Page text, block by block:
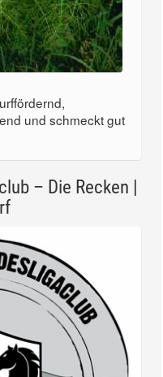
und schmeckt gut
– Die Recken |